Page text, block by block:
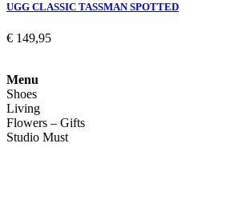
UGG CLASSIC TASSMAN SPOTTED
€ 149,95
Menu
Shoes
Living
Flowers – Gifts
Studio Must